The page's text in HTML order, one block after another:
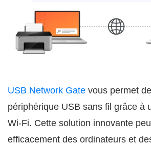
USB Network Gate vous permet
périphérique USB sans fil grâce à
Wi-Fi. Cette solution innovante
efficacement des ordinateurs et